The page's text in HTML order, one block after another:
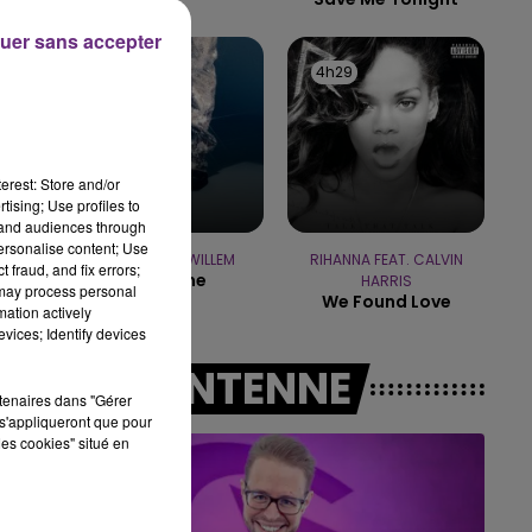
10h00 - 14h00
LE TICKET DE CAISSE
CHRISTOPHE WILLEM
Systaime
4h29
4h29
RIHANNA FEAT. CALVIN
HARRIS
We Found Love
A L'ANTENNE
Store and/or
Use profiles to
audiences through
content; Use
fraud, and fix errors;
process personal
actively
Identify devices
dans "Gérer
que pour
cookies" situé en
sans accepter